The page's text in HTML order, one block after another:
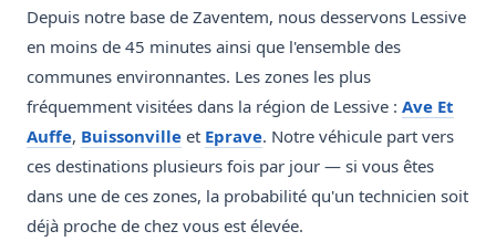
Depuis notre base de Zaventem, nous desservons Lessive
en moins de 45 minutes ainsi que l'ensemble des
communes environnantes. Les zones les plus
fréquemment visitées dans la région de Lessive : Ave Et
Auffe, Buissonville et Eprave. Notre véhicule part vers
ces destinations plusieurs fois par jour — si vous êtes
dans une de ces zones, la probabilité qu'un technicien soit
déjà proche de chez vous est élevée.